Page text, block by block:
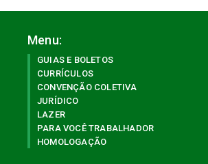
Menu:
GUIAS E BOLETOS
CURRÍCULOS
CONVENÇÃO COLETIVA
JURÍDICO
LAZER
PARA VOCÊ TRABALHADOR
HOMOLOGAÇÃO